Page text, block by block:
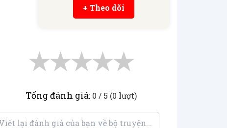
+ Theo dõi
★
★
★
★
★
Tổng đánh giá: 0 / 5 (0 lượt)